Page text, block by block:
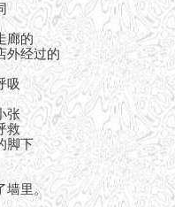
廊的
外经过的
吸
张
救
脚下
墙里。